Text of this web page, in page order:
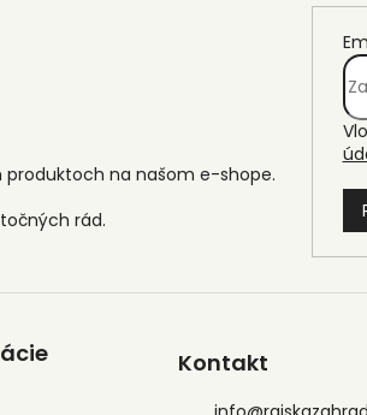
na našom e-shope.
Kontakt